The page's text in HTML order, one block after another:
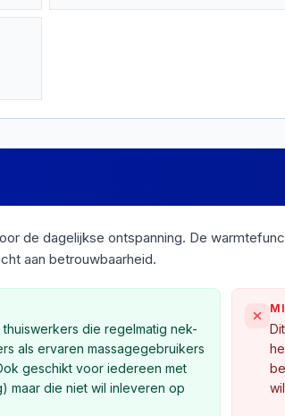
de dagelijkse ontspanning. De
aan betrouwbaarheid.
die regelmatig nek-
als ervaren massagegebruikers
geschikt voor iedereen met
maar die niet wil inleveren op